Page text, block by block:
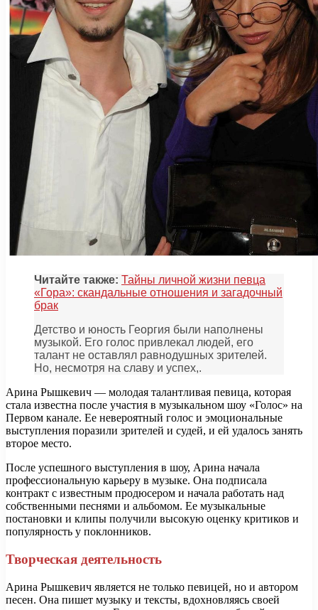
Читайте также: Тайны личной жизни певца
«Гора»: скандальные отношения и загадочный
брак
Детство и юность Георгия были наполнены
музыкой. Его голос привлекал людей, его
талант не оставлял равнодушных зрителей.
Но, несмотря на славу и успех,.
Арина Рышкевич — молодая талантливая певица, которая
стала известна после участия в музыкальном шоу «Голос» на
Первом канале. Ее невероятный голос и эмоциональные
выступления поразили зрителей и судей, и ей удалось занять
второе место.
После успешного выступления в шоу, Арина начала
профессиональную карьеру в музыке. Она подписала
контракт с известным продюсером и начала работать над
собственными песнями и альбомом. Ее музыкальные
постановки и клипы получили высокую оценку критиков и
популярность у поклонников.
Творческая деятельность
Арина Рышкевич является не только певицей, но и автором
песен. Она пишет музыку и тексты, вдохновляясь своей